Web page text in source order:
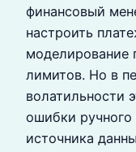
финансовый
настроить
моделирование
лимитов. Но в
волатильности
ошибки ручного
источника